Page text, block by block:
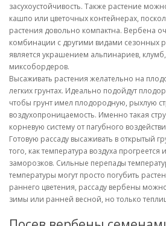
засухоустойчивость. Также растение
кашпо или цветочных контейнерах,
растения довольно компактна. Вербена
комбинации с другими видами сезонных
является украшением альпинариев,
миксобордеров.
Высаживать растения желательно на
легких грунтах. Идеально подойдут
чтобы грунт имел плодородную, рыхлую
воздухопроницаемость. Именно такая
корневую систему от пагубного
Готовую рассаду высаживать в открытый
того, как температура воздуха
заморозков. Сильные перепады
температуры могут просто погубить
раннего цветения, рассаду вербены
зимы или ранней весной, но только